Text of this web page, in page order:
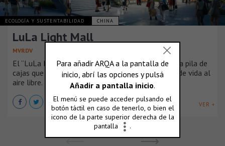
ECOLOGÍA Y SUSTENTABILIDAD CHINA
LuLa Light Mall
MVRDV
El “LuLa Light Mall” de MVRDV en Chengdu es una pila de
cajas que aprovecha el clima local para un estilo de vida al
aire libre.
VER +